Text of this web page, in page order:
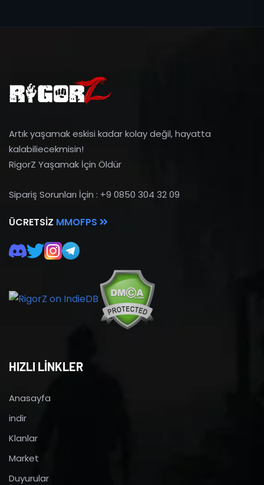
Artık yaşamak eskisi kadar kolay değil, hayatta
kalabiliecekmisin!
RigorZ Yaşamak İçin Öldür
Sipariş Sorunları İçin : +9 0850 304 32 09
ÜCRETSIZ MMOFPS
HIZLI LİNKLER
Anasayfa
indir
Klanlar
Market
Duyurular